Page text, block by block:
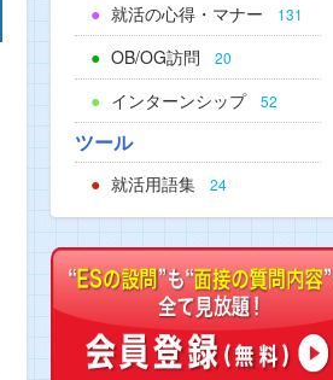
就活の心得・マナー 131
OB/OG訪問 20
インターンシップ 52
ツール
就活用語集 24